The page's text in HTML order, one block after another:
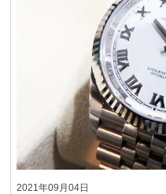
2021年09月04日